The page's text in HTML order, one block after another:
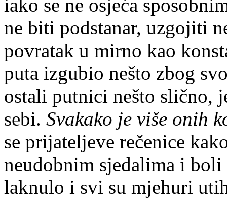
iako se ne osjeća
ne biti podstanar, uzgojiti
povratak u mirno kao
puta izgubio nešto zbog
ostali putnici nešto slično,
sebi. Svakako je više onih
se prijateljeve rečenice
neudobnim sjedalima i
laknulo i svi su mjehuri